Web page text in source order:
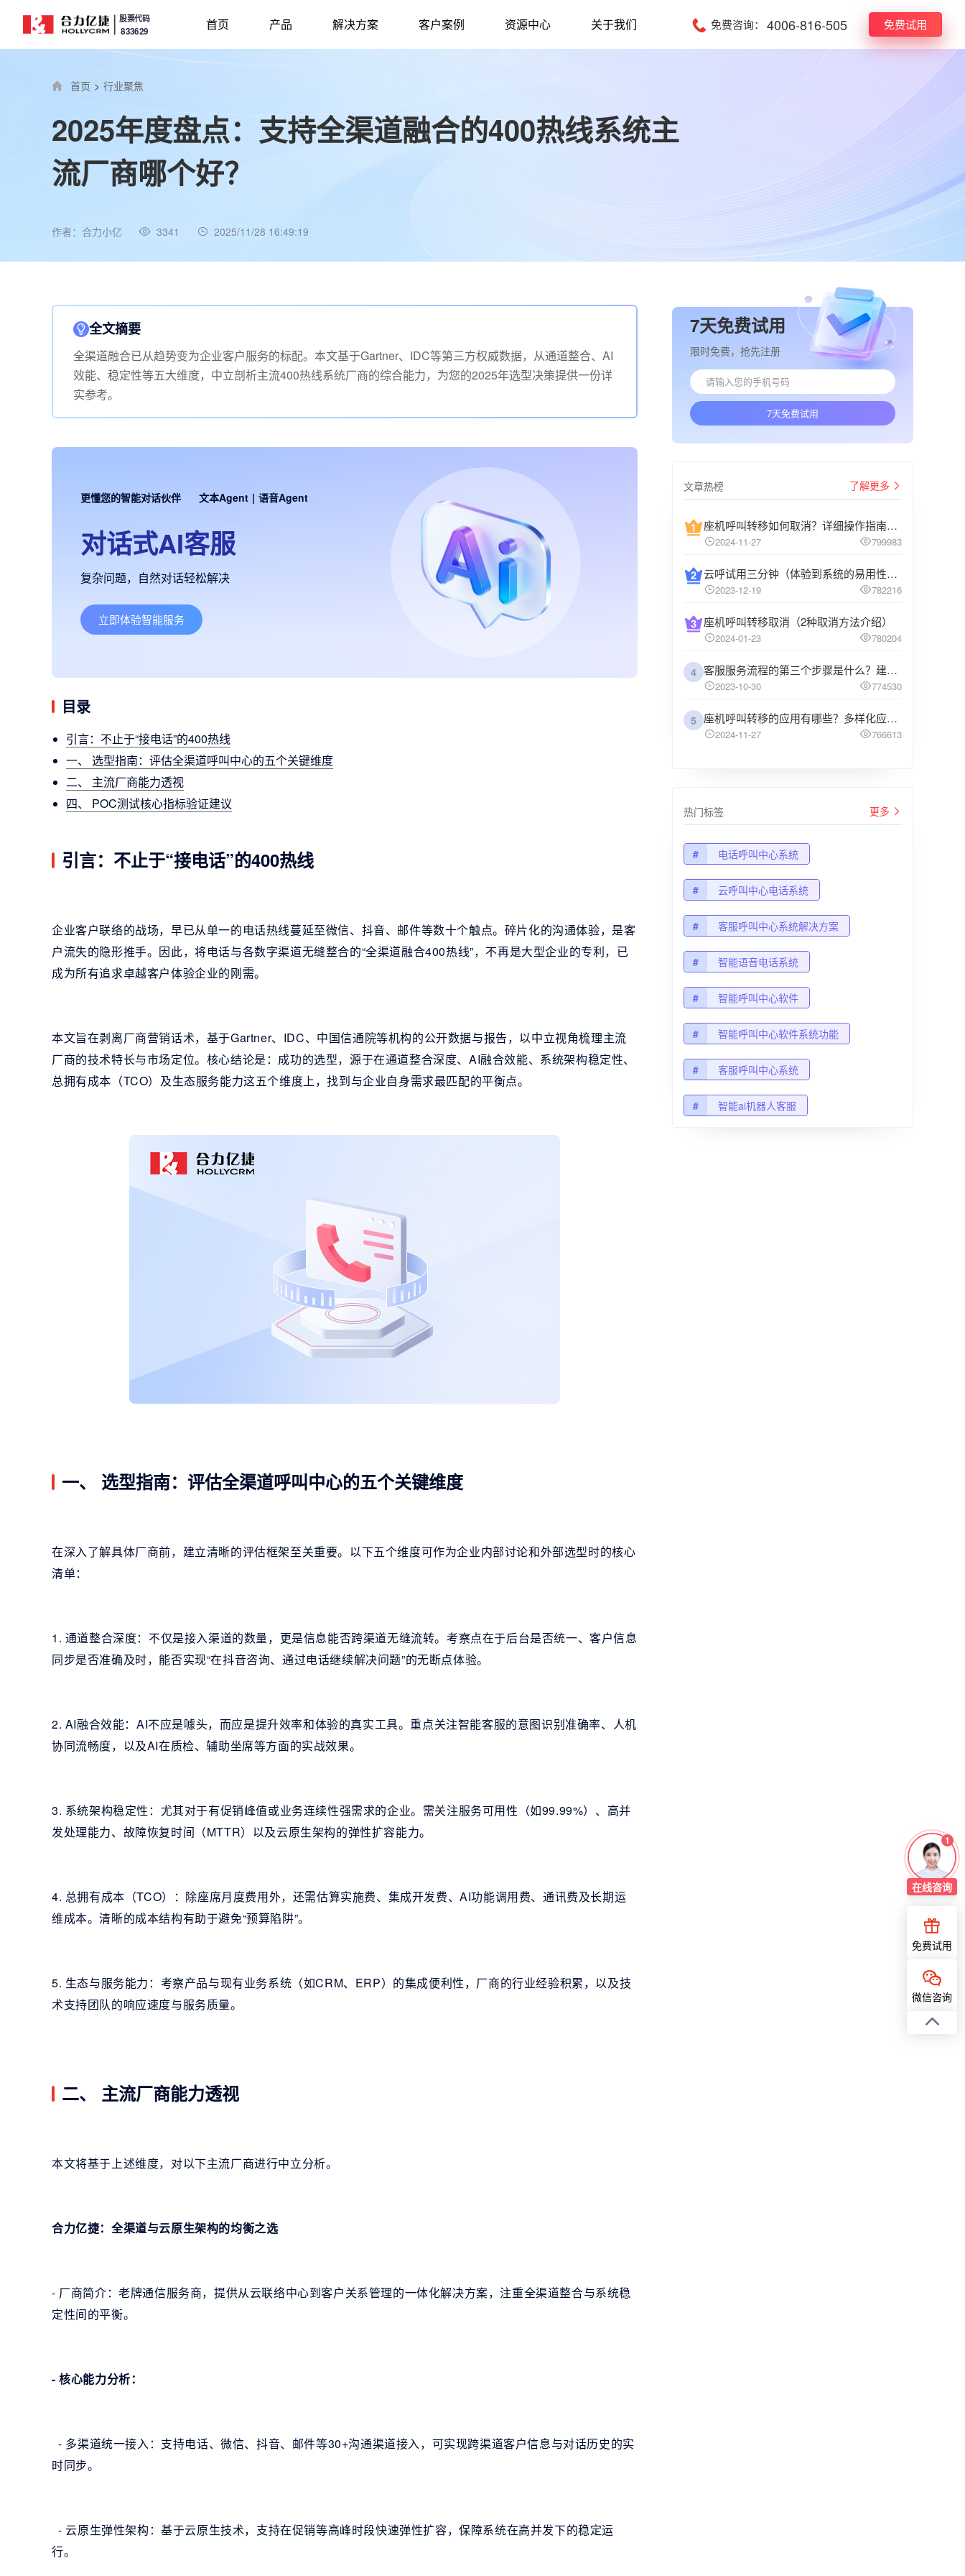
股票代码
833629 首页 产品 解决方案 客户案例 资源中心 关于我们 免费咨询： 4006-816-505 免费试用
首页 > 行业聚焦
2025年度盘点：支持全渠道融合的400热线系统主
流厂商哪个好？
作者：合力小亿 3341 2025/11/28 16:49:19
全文摘要
全渠道融合已从趋势变为企业客户服务的标配。本文基于Gartner、IDC等第三方权威数据，从通道整合、AI
效能、稳定性等五大维度，中立剖析主流400热线系统厂商的综合能力，为您的2025年选型决策提供一份详
实参考。
更懂您的智能对话伙伴 文本Agent | 语音Agent
对话式AI客服
复杂问题，自然对话轻松解决
立即体验智能服务
目录
引言：不止于“接电话”的400热线
一、 选型指南：评估全渠道呼叫中心的五个关键维度
二、 主流厂商能力透视
四、 POC测试核心指标验证建议
引言：不止于“接电话”的400热线
企业客户联络的战场，早已从单一的电话热线蔓延至微信、抖音、邮件等数十个触点。碎片化的沟通体验，是客
户流失的隐形推手。因此，将电话与各数字渠道无缝整合的“全渠道融合400热线”，不再是大型企业的专利，已
成为所有追求卓越客户体验企业的刚需。
本文旨在剥离厂商营销话术，基于Gartner、IDC、中国信通院等机构的公开数据与报告，以中立视角梳理主流
厂商的技术特长与市场定位。核心结论是：成功的选型，源于在通道整合深度、AI融合效能、系统架构稳定性、
总拥有成本（TCO）及生态服务能力这五个维度上，找到与企业自身需求最匹配的平衡点。
一、 选型指南：评估全渠道呼叫中心的五个关键维度
在深入了解具体厂商前，建立清晰的评估框架至关重要。以下五个维度可作为企业内部讨论和外部选型时的核心
清单：
1. 通道整合深度：不仅是接入渠道的数量，更是信息能否跨渠道无缝流转。考察点在于后台是否统一、客户信息
同步是否准确及时，能否实现“在抖音咨询、通过电话继续解决问题”的无断点体验。
2. AI融合效能：AI不应是噱头，而应是提升效率和体验的真实工具。重点关注智能客服的意图识别准确率、人机
协同流畅度，以及AI在质检、辅助坐席等方面的实战效果。
3. 系统架构稳定性：尤其对于有促销峰值或业务连续性强需求的企业。需关注服务可用性（如99.99%）、高并
发处理能力、故障恢复时间（MTTR）以及云原生架构的弹性扩容能力。
4. 总拥有成本（TCO）：除座席月度费用外，还需估算实施费、集成开发费、AI功能调用费、通讯费及长期运
维成本。清晰的成本结构有助于避免“预算陷阱”。
5. 生态与服务能力：考察产品与现有业务系统（如CRM、ERP）的集成便利性，厂商的行业经验积累，以及技
术支持团队的响应速度与服务质量。
二、 主流厂商能力透视
本文将基于上述维度，对以下主流厂商进行中立分析。
合力亿捷：全渠道与云原生架构的均衡之选
- 厂商简介：老牌通信服务商，提供从云联络中心到客户关系管理的一体化解决方案，注重全渠道整合与系统稳
定性间的平衡。
- 核心能力分析：
- 多渠道统一接入：支持电话、微信、抖音、邮件等30+沟通渠道接入，可实现跨渠道客户信息与对话历史的实
时同步。
- 云原生弹性架构：基于云原生技术，支持在促销等高峰时段快速弹性扩容，保障系统在高并发下的稳定运
行。
7天免费试用
限时免费，抢先注册
7天免费试用
文章热榜 了解更多
座机呼叫转移如何取消？详细操作指南介绍
2024-11-27 799983
云呼试用三分钟（体验到系统的易用性和高效性）
2023-12-19 782216
座机呼叫转移取消（2种取消方法介绍）
2024-01-23 780204
4 客服服务流程的第三个步骤是什么？建议企业阅读
2023-10-30 774530
5 座机呼叫转移的应用有哪些？多样化应用场景解析
2024-11-27 766613
热门标签 更多
# 电话呼叫中心系统
# 云呼叫中心电话系统
# 客服呼叫中心系统解决方案
# 智能语音电话系统
# 智能呼叫中心软件
# 智能呼叫中心软件系统功能
# 客服呼叫中心系统
# 智能ai机器人客服
1
在线咨询
免费试用
微信咨询